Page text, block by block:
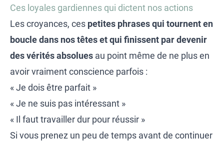
Ces loyales gardiennes qui dictent nos actions
Les croyances, ces petites phrases qui tournent en
boucle dans nos têtes et qui finissent par devenir
des vérités absolues au point même de ne plus en
avoir vraiment conscience parfois :
« Je dois être parfait »
« Je ne suis pas intéressant »
« Il faut travailler dur pour réussir »
Si vous prenez un peu de temps avant de continuer